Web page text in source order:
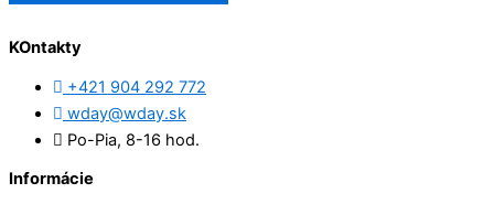
KOntakty
+421 904 292 772
wday@wday.sk
Po-Pia, 8-16 hod.
Informácie